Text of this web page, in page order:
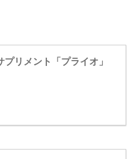
プリメント「プライオ」